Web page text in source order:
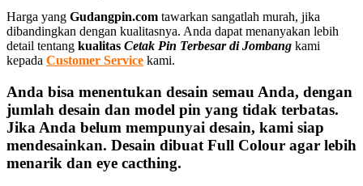
Harga yang Gudangpin.com tawarkan sangatlah murah, jika
dibandingkan dengan kualitasnya. Anda dapat menanyakan lebih
detail tentang kualitas Cetak Pin Terbesar di Jombang kami
kepada Customer Service kami.
Anda bisa menentukan desain semau Anda, dengan
jumlah desain dan model pin yang tidak terbatas.
Jika Anda belum mempunyai desain, kami siap
mendesainkan. Desain dibuat Full Colour agar lebih
menarik dan eye cacthing.